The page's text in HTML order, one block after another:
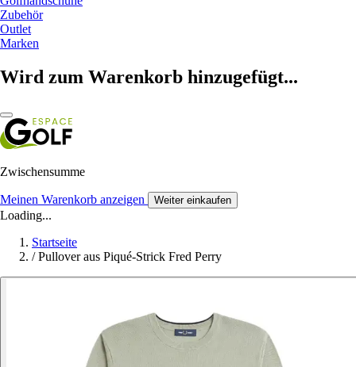
Zubehör
Outlet
Marken
Wird zum Warenkorb hinzugefügt...
Zwischensumme
Meinen Warenkorb anzeigen Weiter einkaufen
Loading...
Startseite
/ Pullover aus Piqué-Strick Fred Perry